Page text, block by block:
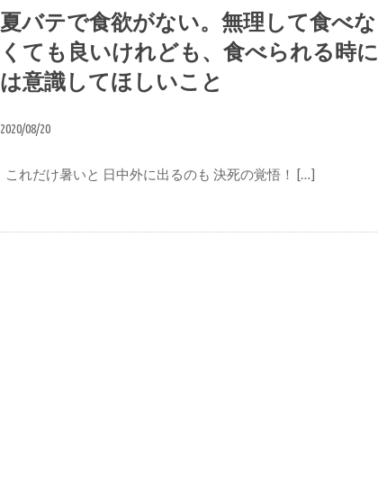
夏バテで食欲がない。無理して食べな
くても良いけれども、食べられる時に
は意識してほしいこと
2020/08/20
これだけ暑いと 日中外に出るのも 決死の覚悟！ […]